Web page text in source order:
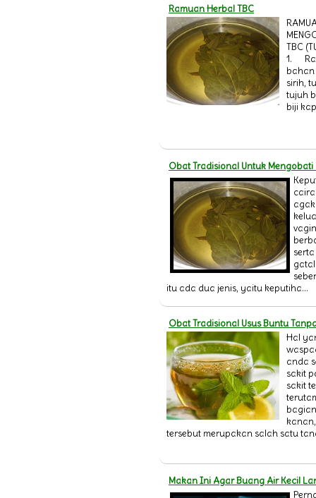
Ramuan Herbal TBC
TBC
1.
sirih,
tujuh
biji
Obat Tradisional Untuk
itu ada dua jenis, yaitu keputiha...
Obat Tradisional Usus Buntu
Hal
anda
sakit
sakit
tersebut merupakan salah satu
Makan Ini Agar Buang Air Kecil